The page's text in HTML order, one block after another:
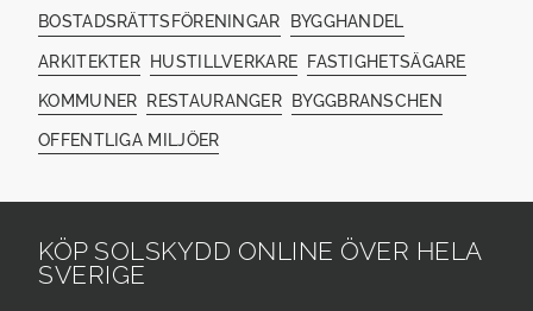
BOSTADSRÄTTSFÖRENINGAR BYGGHANDEL
ARKITEKTER HUSTILLVERKARE FASTIGHETSÄGARE
KOMMUNER RESTAURANGER BYGGBRANSCHEN
OFFENTLIGA MILJÖER
KÖP SOLSKYDD ONLINE ÖVER HELA
SVERIGE